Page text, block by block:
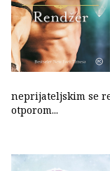
neprijateljskim se
otporom...